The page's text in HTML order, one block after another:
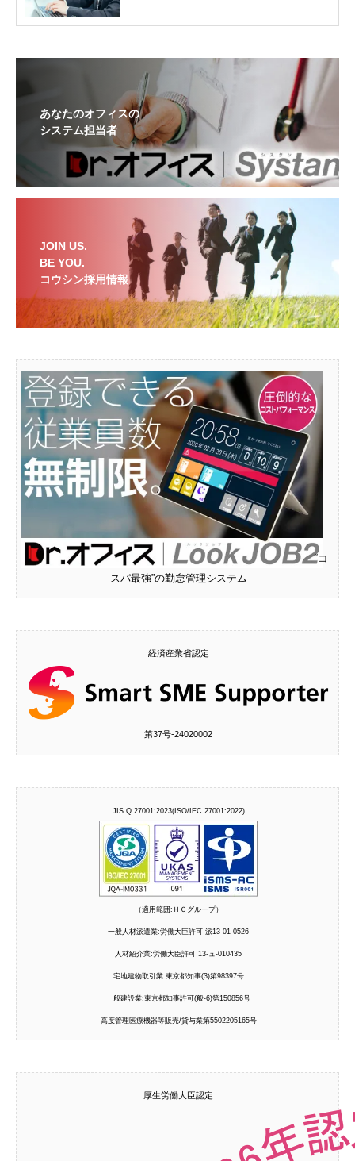
あなたのオフィスの
システム担当者
JOIN US.
BE YOU.
コウシン採用情報
“コ
スパ最強”の勤怠管理システム
経済産業省認定
第37号‐24020002
JIS Q 27001:2023(ISO/IEC 27001:2022)
（適用範囲:ＨＣグループ）
一般人材派遣業:労働大臣許可 派13-01-0526
人材紹介業:労働大臣許可 13-ュ-010435
宅地建物取引業:東京都知事(3)第98397号
一般建設業:東京都知事許可(般-6)第150856号
高度管理医療機器等販売/貸与業第5502205165号
厚生労働大臣認定